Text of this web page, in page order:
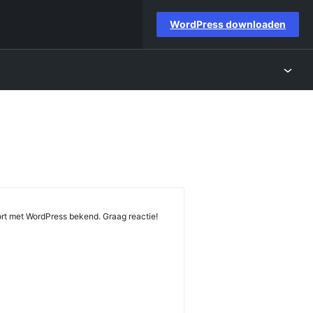
WordPress downloaden
met WordPress bekend. Graag reactie!